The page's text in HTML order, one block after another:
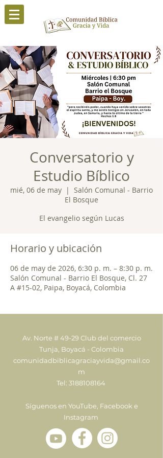
Conversatorio y
Estudio Bíblico
mié, 06 de may
  |
Salón Comunal - Barrio
El Bosque
El evangelio según Lucas
Horario y ubicación
06 de may de 2026, 6:30 p. m. – 8:30 p. m.
Salón Comunal - Barrio El Bosque, Cl. 27
A #15-02, Paipa, Boyacá, Colombia
Av. Norte # 49-29 Club del comercio
Tunja, Boyacá - Colombia
comunidadbiblicagraciayvida@gmail.co
m
Tel: 3188108164
Síguenos en YouTube, Facebook e
Instagram